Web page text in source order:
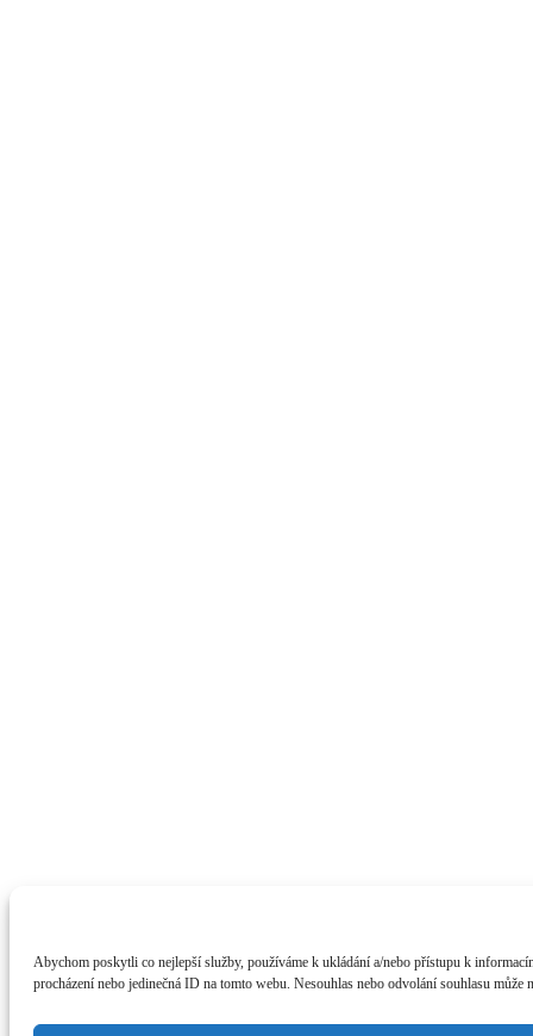
Abychom poskytli co nejlepší služby, používáme k ukládání a/nebo přístupu k
procházení nebo jedinečná ID na tomto webu. Nesouhlas nebo odvolání souhlasu